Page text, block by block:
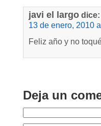
javi el largo dice:
13 de enero, 2010
Feliz año y no
Deja un